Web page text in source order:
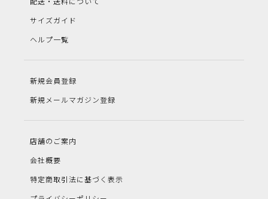
サイズガイド
ヘルプ一覧
新規会員登録
新規メールマガジン登録
店舗のご案内
会社概要
特定商取引法に基づく表示